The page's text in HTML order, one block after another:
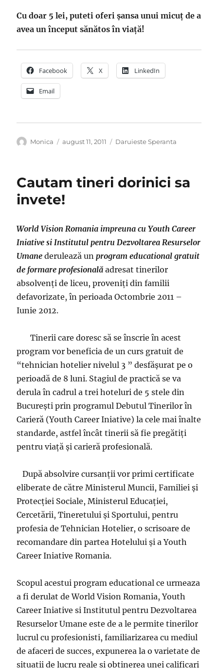
Cu doar 5 lei, puteti oferi șansa unui micuț de a
avea un început sănătos în viață!
Facebook X LinkedIn
Email
Autor
Monica
Publicat
august 11, 2011 Categorii
Daruieste Speranta
Cautam tineri dorinici sa
invete!
World Vision Romania impreuna cu Youth Career
Iniative si Institutul pentru Dezvoltarea Resurselor
Umane derulează unprogram educational gratuit
de formare profesională adresat tinerilor
absolvenţi de liceu, proveniţi din familii
defavorizate, în perioada Octombrie 2011 –
Iunie 2012.
Tinerii care doresc să se înscrie în acest
program vor beneficia de un curs gratuit de
“tehnician hotelier nivelul 3 ” desfăşurat pe o
perioadă de 8 luni. Stagiul de practică se va
derula în cadrul a trei hoteluri de 5 stele din
Bucureşti prin programul Debutul Tinerilor în
Carieră (Youth Career Iniative) la cele mai înalte
standarde, astfel încât tinerii să fie pregătiţi
pentru viaţă şi carieră profesională.
După absolvire cursanţii vor primi certificate
eliberate de către Ministerul Muncii, Familiei şi
Protecţiei Sociale, Ministerul Educaţiei,
Cercetării, Tineretului şi Sportului, pentru
profesia de Tehnician Hotelier, o scrisoare de
recomandare din partea Hotelului şi a Youth
Career Iniative Romania.
Scopul acestui program educational ce urmeaza
a fi derulat de World Vision Romania, Youth
Career Iniative si Institutul pentru Dezvoltarea
Resurselor Umane este de a le permite tinerilor
lucrul cu profesionisti, familiarizarea cu mediul
de afaceri de succes, expunerea la o varietate de
situatii de lucru reale si obtinerea unei calificari